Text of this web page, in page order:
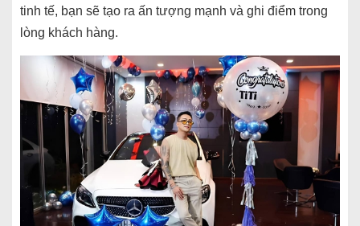
tinh tế, bạn sẽ tạo ra ấn tượng mạnh và ghi điểm trong
lòng khách hàng.